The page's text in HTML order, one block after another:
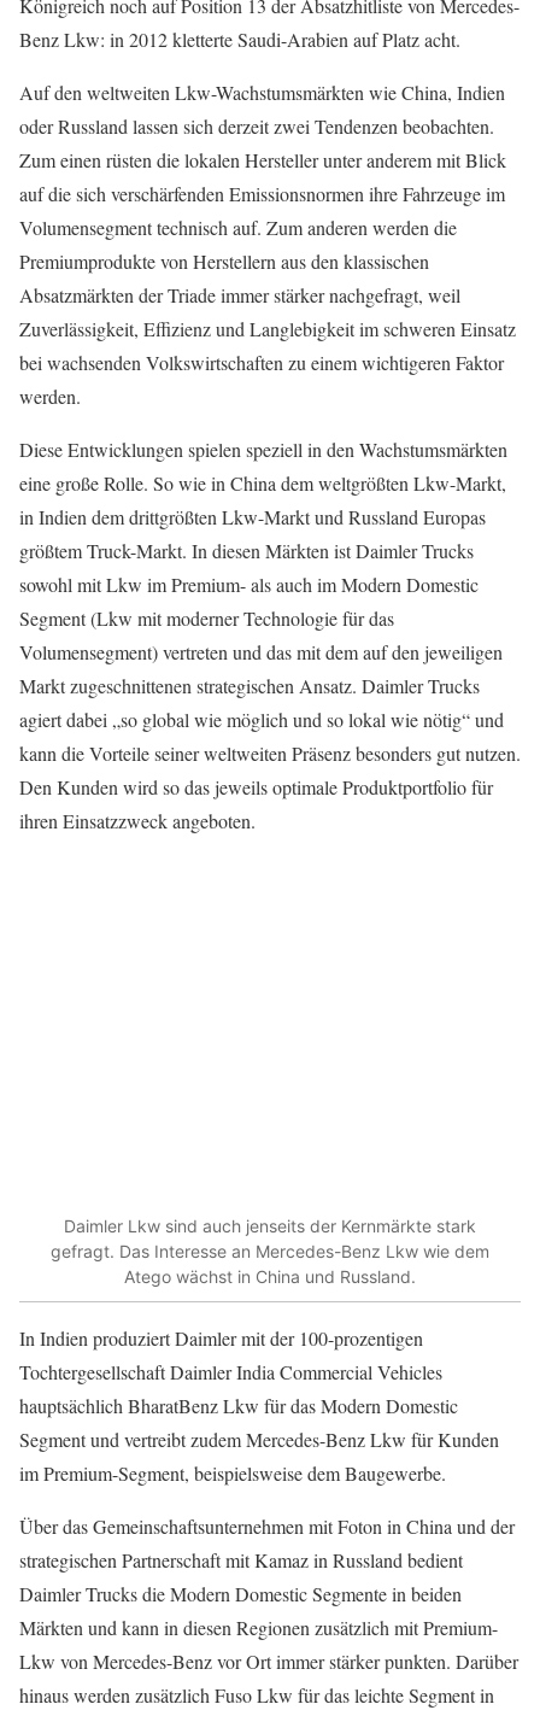
Königreich noch auf Position 13 der Absatzhitliste von Mercedes-
Benz Lkw: in 2012 kletterte Saudi-Arabien auf Platz acht.
Auf den weltweiten Lkw-Wachstumsmärkten wie China, Indien
oder Russland lassen sich derzeit zwei Tendenzen beobachten.
Zum einen rüsten die lokalen Hersteller unter anderem mit Blick
auf die sich verschärfenden Emissionsnormen ihre Fahrzeuge im
Volumensegment technisch auf. Zum anderen werden die
Premiumprodukte von Herstellern aus den klassischen
Absatzmärkten der Triade immer stärker nachgefragt, weil
Zuverlässigkeit, Effizienz und Langlebigkeit im schweren Einsatz
bei wachsenden Volkswirtschaften zu einem wichtigeren Faktor
werden.
Diese Entwicklungen spielen speziell in den Wachstumsmärkten
eine große Rolle. So wie in China dem weltgrößten Lkw-Markt,
in Indien dem drittgrößten Lkw-Markt und Russland Europas
größtem Truck-Markt. In diesen Märkten ist Daimler Trucks
sowohl mit Lkw im Premium- als auch im Modern Domestic
Segment (Lkw mit moderner Technologie für das
Volumensegment) vertreten und das mit dem auf den jeweiligen
Markt zugeschnittenen strategischen Ansatz. Daimler Trucks
agiert dabei „so global wie möglich und so lokal wie nötig“ und
kann die Vorteile seiner weltweiten Präsenz besonders gut nutzen.
Den Kunden wird so das jeweils optimale Produktportfolio für
ihren Einsatzzweck angeboten.
Daimler Lkw sind auch jenseits der Kernmärkte stark
gefragt. Das Interesse an Mercedes-Benz Lkw wie dem
Atego wächst in China und Russland.
In Indien produziert Daimler mit der 100-prozentigen
Tochtergesellschaft Daimler India Commercial Vehicles
hauptsächlich BharatBenz Lkw für das Modern Domestic
Segment und vertreibt zudem Mercedes-Benz Lkw für Kunden
im Premium-Segment, beispielsweise dem Baugewerbe.
Über das Gemeinschaftsunternehmen mit Foton in China und der
strategischen Partnerschaft mit Kamaz in Russland bedient
Daimler Trucks die Modern Domestic Segmente in beiden
Märkten und kann in diesen Regionen zusätzlich mit Premium-
Lkw von Mercedes-Benz vor Ort immer stärker punkten. Darüber
hinaus werden zusätzlich Fuso Lkw für das leichte Segment in